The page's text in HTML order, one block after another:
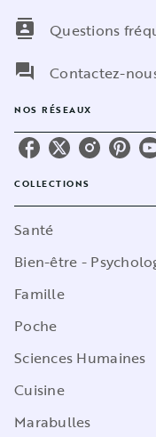
contacts
Questions
question_answer
Contactez-
NOS RÉSEAUX
COLLECTIONS
Santé
Bien-être -
Famille
Poche
Sciences Humaines
Cuisine
Marabulles